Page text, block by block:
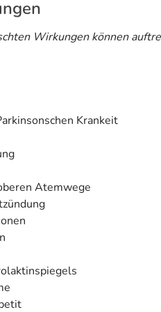
Wirkungen können
Krankeit
Atemwege